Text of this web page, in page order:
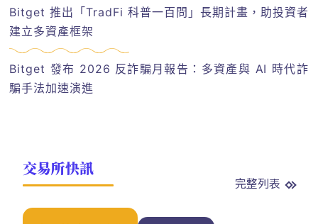
Bitget 推出「TradFi 科普一百問」長期計畫，助投資者
建立多資產框架
Bitget 發布 2026 反詐騙月報告：多資產與 AI 時代詐
騙手法加速演進
交易所快訊
完整列表